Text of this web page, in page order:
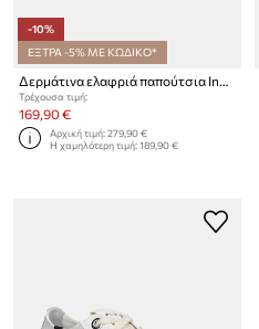
-10%
ΕΞΤΡΑ -5% ΜΕ ΚΩΔΙΚΟ*
Τρέχουσα τιμή:
169,90 €
Αρχική τιμή:279,90 €
Η χαμηλότερη τιμή:189,90 €